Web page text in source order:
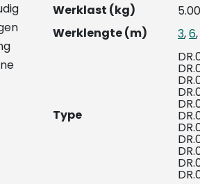
Werklast (kg)
Werklengte (m)
3,6,
Type